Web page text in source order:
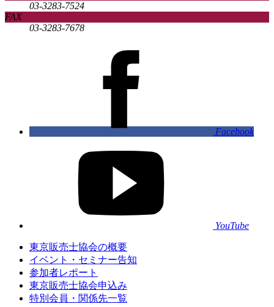
03-3283-7524
FAX
03-3283-7678
Facebook
YouTube
東京販売士協会の概要
イベント・セミナー告知
参加者レポート
東京販売士協会申込み
特別会員・関係先一覧